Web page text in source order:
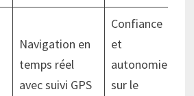
Navigation en
temps réel
avec suivi GPS
Confiance
et
autonomie
sur le